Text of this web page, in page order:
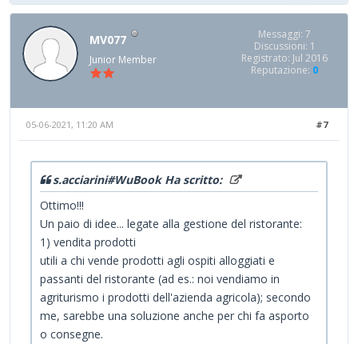
MV077
Junior Member
Messaggi: 7
Discussioni: 1
Registrato: Jul 2016
Reputazione: 0
#7
05-06-2021, 11:20 AM
s.acciarini#WuBook Ha scritto:
Ottimo!!!
Un paio di idee... legate alla gestione del ristorante:
1) vendita prodotti
utili a chi vende prodotti agli ospiti alloggiati e
passanti del ristorante (ad es.: noi vendiamo in
agriturismo i prodotti dell'azienda agricola); secondo
me, sarebbe una soluzione anche per chi fa asporto
o consegne.